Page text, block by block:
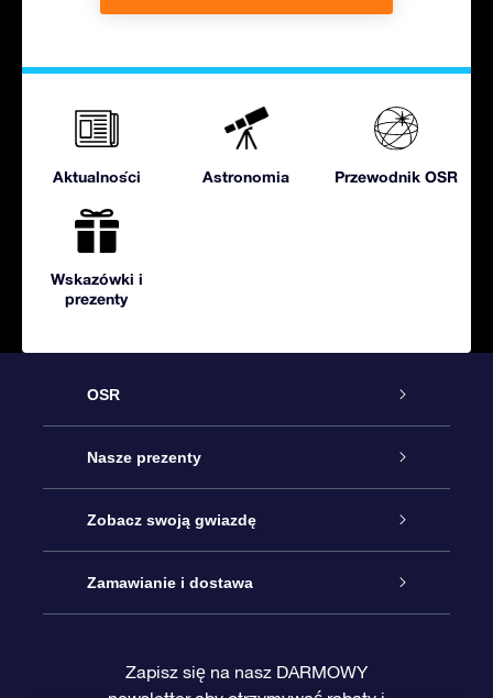
Aktualności Astronomia Przewodnik OSR
Wskazówki i
prezenty
OSR
Obsługa
Kontakt
Blog
Nasze prezenty
Podarunek Gwiazda Online
Pakiet Podarunkowy OSR
Zobacz swoją gwiazdę
Rejestr Gwiazd
Zamawianie i dostawa
Zapisz się na nasz DARMOWY